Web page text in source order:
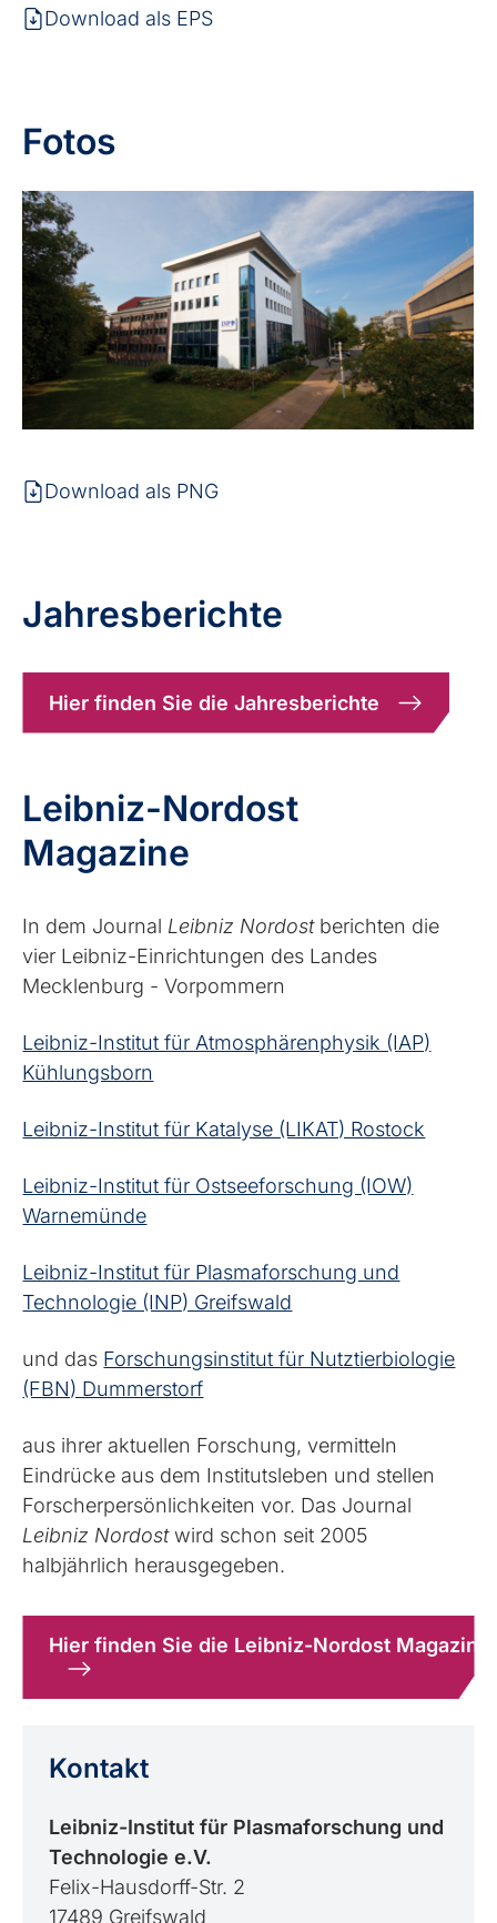
Download als EPS
Fotos
Download als PNG
Jahresberichte
Hier finden Sie die Jahresberichte
Leibniz-Nordost
Magazine
In dem Journal Leibniz Nordostberichten die
vier Leibniz-Einrichtungen des Landes
Mecklenburg - Vorpommern
Leibniz-Institut für Atmosphärenphysik (IAP)
Kühlungsborn
Leibniz-Institut für Katalyse (LIKAT) Rostock
Leibniz-Institut für Ostseeforschung (IOW)
Warnemünde
Leibniz-Institut für Plasmaforschung und
Technologie (INP) Greifswald
und das Forschungsinstitut für Nutztierbiologie
(FBN) Dummerstorf
aus ihrer aktuellen Forschung, vermitteln
Eindrücke aus dem Institutsleben und stellen
Forscherpersönlichkeiten vor. Das Journal
Leibniz Nordostwird schon seit 2005
halbjährlich herausgegeben.
Hier finden Sie die Leibniz-Nordost Magazine
Kontakt
Leibniz-Institut für Plasmaforschung und
Technologie e.V.
Felix-Hausdorff-Str. 2
17489 Greifswald